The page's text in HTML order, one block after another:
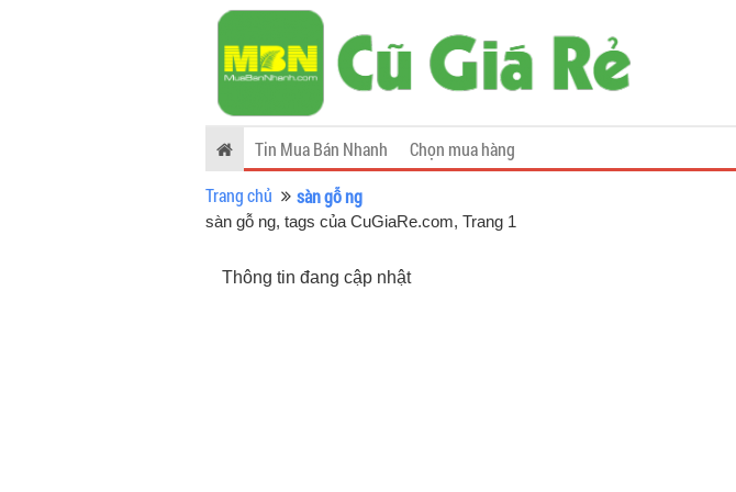
Tin Mua Bán Nhanh
Chọn mua hàng
Trang chủ
sàn gỗ ng
sàn gỗ ng, tags của CuGiaRe.com, Trang 1
Thông tin đang cập nhật